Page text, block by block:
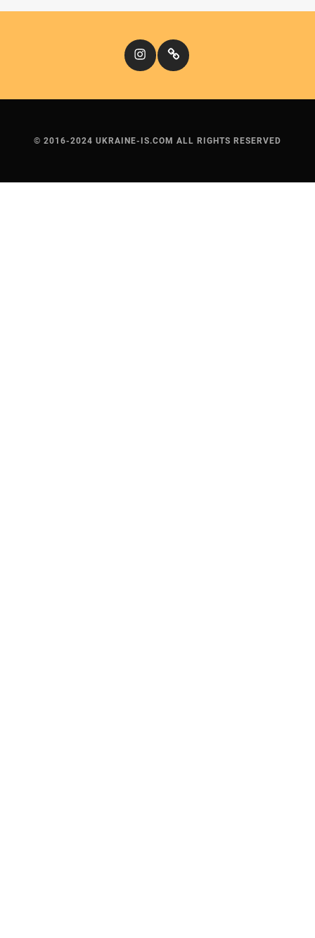
InstagramКіномандри
© 2016-2024 UKRAINE-IS.COM ALL RIGHTS RESERVED